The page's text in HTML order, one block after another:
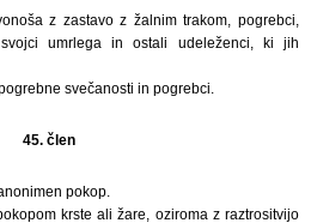
z zastavo z žalnim trakom, pogrebci,
umrlega in ostali udeleženci, ki jih
svečanosti in pogrebci.
45. člen
pokop.
krste ali žare, oziroma z raztrositvijo